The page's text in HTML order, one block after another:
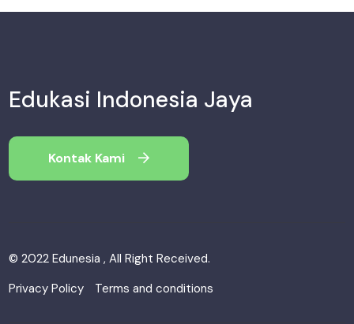
Edukasi Indonesia Jaya
Kontak Kami
© 2022 Edunesia , All Right Received.
Privacy Policy
Terms and conditions